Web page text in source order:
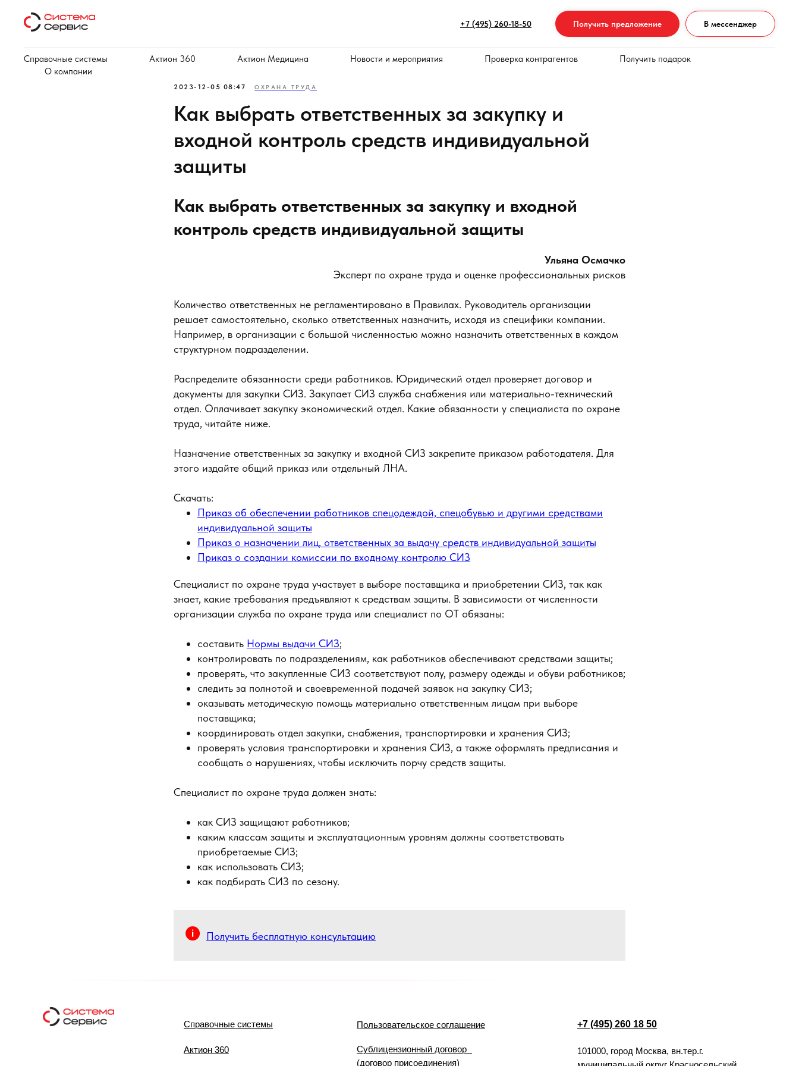
+7 (495) 260-18-50 Получить предложение В мессенджер
Справочные системы Актион 360 Актион Медицина Новости и мероприятия Проверка контрагентов
Получить подарок
О компании
2023-12-05 08:47 ОХРАНА ТРУДА
Как выбрать ответственных за закупку и
входной контроль средств индивидуальной
защиты
Как выбрать ответственных за закупку и входной
контроль средств индивидуальной защиты
Ульяна Осмачко
Эксперт по охране труда и оценке профессиональных рисков
Количество ответственных не регламентировано в Правилах. Руководитель организации
решает самостоятельно, сколько ответственных назначить, исходя из специфики компании.
Например, в организации с большой численностью можно назначить ответственных в каждом
структурном подразделении.
Распределите обязанности среди работников. Юридический отдел проверяет договор и
документы для закупки СИЗ. Закупает СИЗ служба снабжения или материально-технический
отдел. Оплачивает закупку экономический отдел. Какие обязанности у специалиста по охране
труда, читайте ниже.
Назначение ответственных за закупку и входной СИЗ закрепите приказом работодателя. Для
этого издайте общий приказ или отдельный ЛНА.
Скачать:
Приказ об обеспечении работников спецодеждой, спецобувью и другими средствами
индивидуальной защиты
Приказ о назначении лиц, ответственных за выдачу средств индивидуальной защиты
Приказ о создании комиссии по входному контролю СИЗ
Специалист по охране труда участвует в выборе поставщика и приобретении СИЗ, так как
знает, какие требования предъявляют к средствам защиты. В зависимости от численности
организации служба по охране труда или специалист по ОТ обязаны:
составить Нормы выдачи СИЗ;
контролировать по подразделениям, как работников обеспечивают средствами защиты;
проверять, что закупленные СИЗ соответствуют полу, размеру одежды и обуви работников;
следить за полнотой и своевременной подачей заявок на закупку СИЗ;
оказывать методическую помощь материально ответственным лицам при выборе
поставщика;
координировать отдел закупки, снабжения, транспортировки и хранения СИЗ;
проверять условия транспортировки и хранения СИЗ, а также оформлять предписания и
сообщать о нарушениях, чтобы исключить порчу средств защиты.
Специалист по охране труда должен знать:
как СИЗ защищают работников;
каким классам защиты и эксплуатационным уровням должны соответствовать
приобретаемые СИЗ;
как использовать СИЗ;
как подбирать СИЗ по сезону.
Получить бесплатную консультацию
+7 (495) 260 18 50
101000, город Москва, вн.тер.г.
Справочные системы
Актион 360
Пользовательское соглашение
Сублицензионный договор
(договор присоединения)